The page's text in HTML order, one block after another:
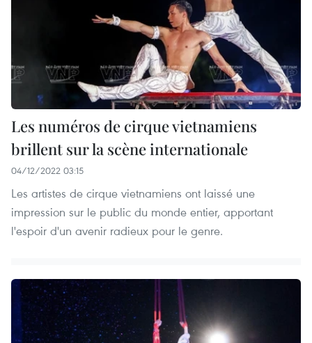
Les numéros de cirque vietnamiens
brillent sur la scène internationale
04/12/2022 03:15
Les artistes de cirque vietnamiens ont laissé une
impression sur le public du monde entier, apportant
l'espoir d'un avenir radieux pour le genre. ​